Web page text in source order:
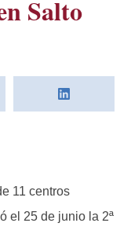
Salto
11 centros
el 25 de junio la 2ª